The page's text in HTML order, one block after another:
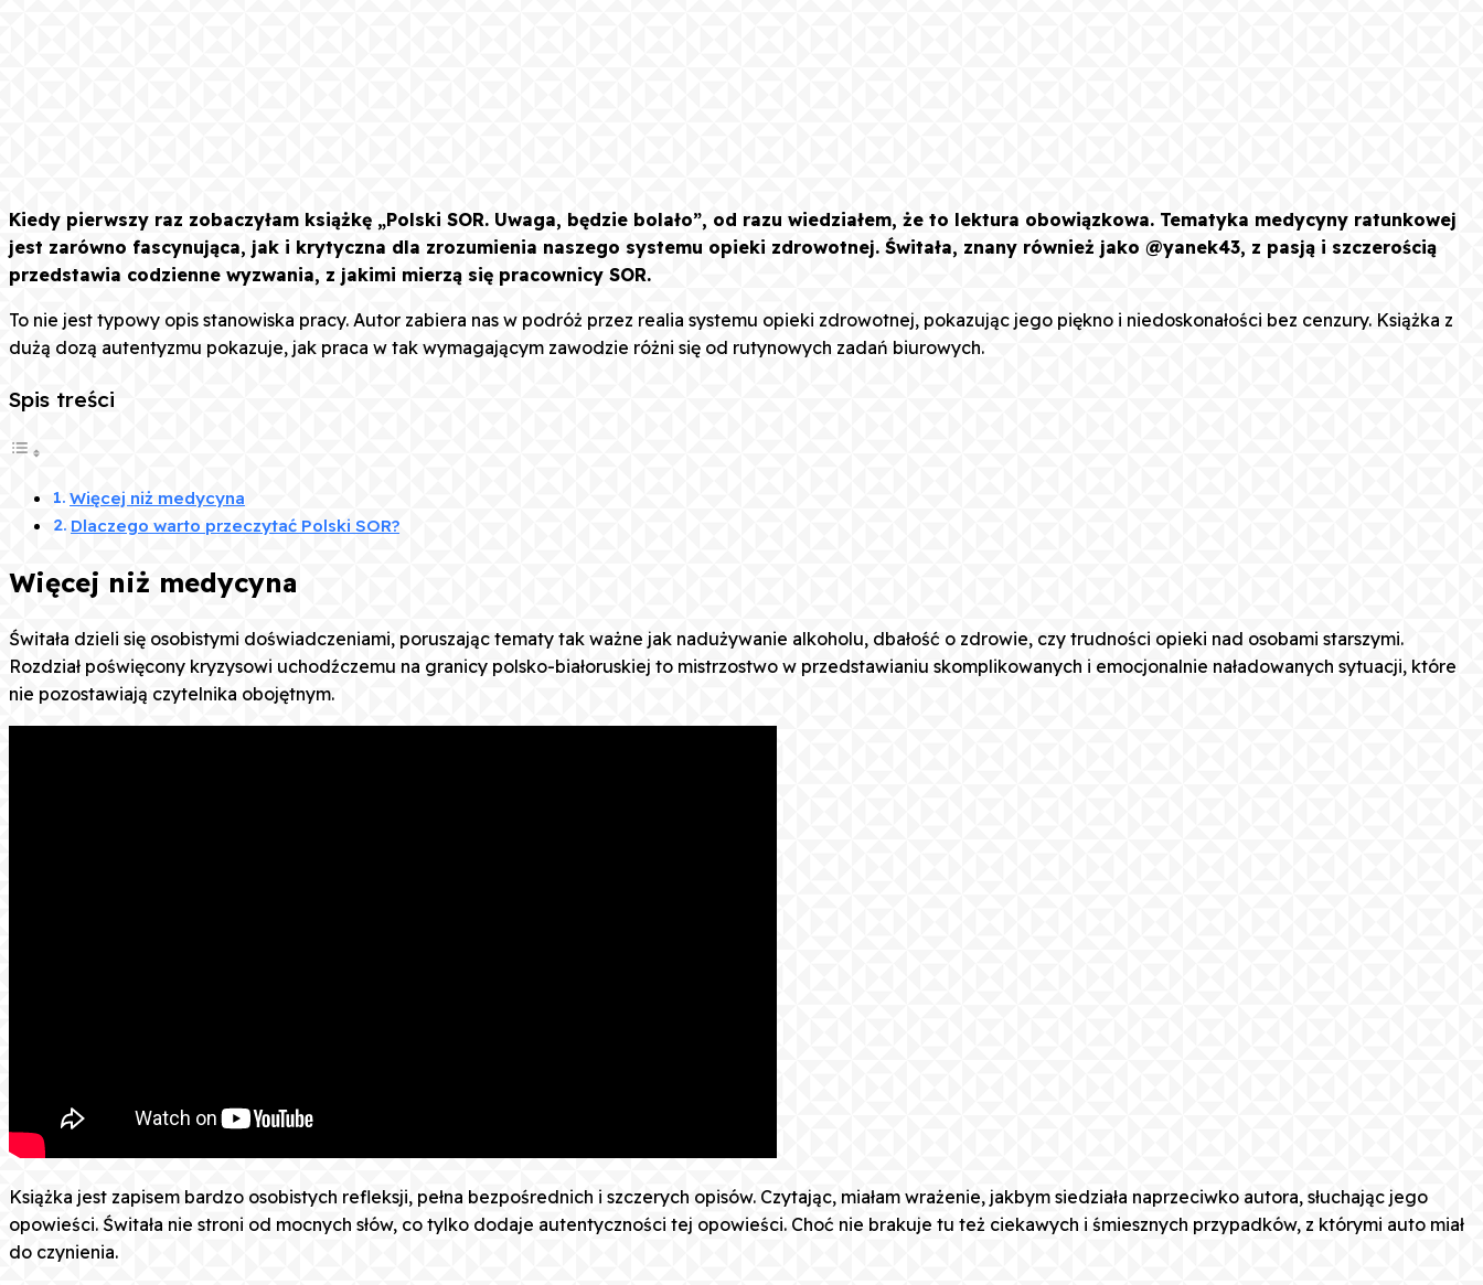
Kiedy pierwszy raz zobaczyłam książkę „Polski SOR. Uwaga, będzie bolało”, od razu wiedziałem, że to lektura obowiązkowa. Tematyka medycyny ratunkowej
jest zarówno fascynująca, jak i krytyczna dla zrozumienia naszego systemu opieki zdrowotnej. Świtała, znany również jako @yanek43, z pasją i szczerością
przedstawia codzienne wyzwania, z jakimi mierzą się pracownicy SOR.
To nie jest typowy opis stanowiska pracy. Autor zabiera nas w podróż przez realia systemu opieki zdrowotnej, pokazując jego piękno i niedoskonałości bez cenzury. Książka z
dużą dozą autentyzmu pokazuje, jak praca w tak wymagającym zawodzie różni się od rutynowych zadań biurowych.
Spis treści
Więcej niż medycyna
Dlaczego warto przeczytać Polski SOR?
Więcej niż medycyna
Świtała dzieli się osobistymi doświadczeniami, poruszając tematy tak ważne jak nadużywanie alkoholu, dbałość o zdrowie, czy trudności opieki nad osobami starszymi.
Rozdział poświęcony kryzysowi uchodźczemu na granicy polsko-białoruskiej to mistrzostwo w przedstawianiu skomplikowanych i emocjonalnie naładowanych sytuacji, które
nie pozostawiają czytelnika obojętnym.
Książka jest zapisem bardzo osobistych refleksji, pełna bezpośrednich i szczerych opisów. Czytając, miałam wrażenie, jakbym siedziała naprzeciwko autora, słuchając jego
opowieści. Świtała nie stroni od mocnych słów, co tylko dodaje autentyczności tej opowieści. Choć nie brakuje tu też ciekawych i śmiesznych przypadków, z którymi auto miał
do czynienia.